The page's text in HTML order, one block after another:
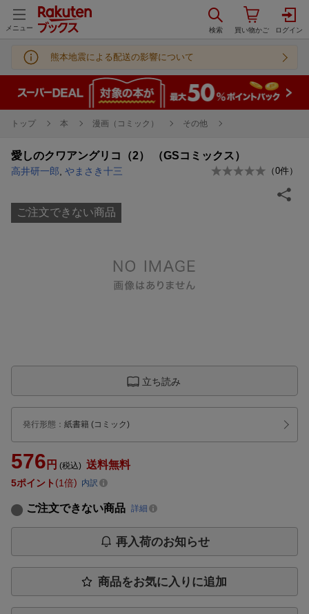
メニュー
熊本地震による配送の影響について
トップ 本 漫画（コミック） その他
愛しのクワアングリコ（2） （GSコミックス）
高井研一郎 やまさき十三 （0件）
ご注文できない商品
立ち読み
発行形態 ： 紙書籍 (コミック)
576 円 (税込) 送料無料
5ポイント 1倍 内訳
ご注文できない商品 詳細
再入荷のお知らせ
商品をお気に入りに追加